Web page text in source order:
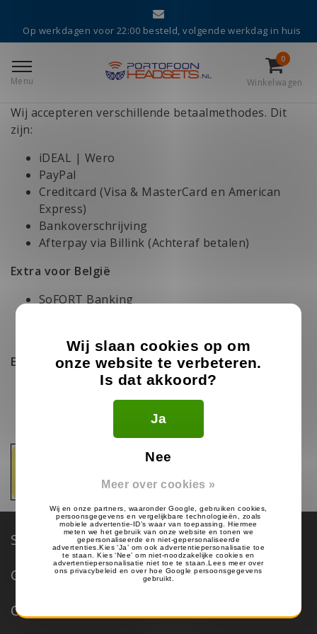
Op werkdagen voor 22:00 besteld, volgende werkdag in huis
Menu
0
Winkelwagen
Betaalmethodes
Betaalmethodes
Betalingen
Wij accepteren verschillende betaalmethodes. Dit
zijn:
iDEAL | Wero
PayPal
Creditcard (Visa & MasterCard en American
Express)
Bankoverschrijving
Afterpay via Billink (Achteraf betalen)
Extra voor België
SoFORT Banking
Extra voor Duitsland
SoFORT Banking
Service & Support
Categorieën
Over Portofoonheadsets.nl
Wij slaan cookies op om
onze website te verbeteren.
Is dat akkoord?
Ja
Nee
Meer over cookies »